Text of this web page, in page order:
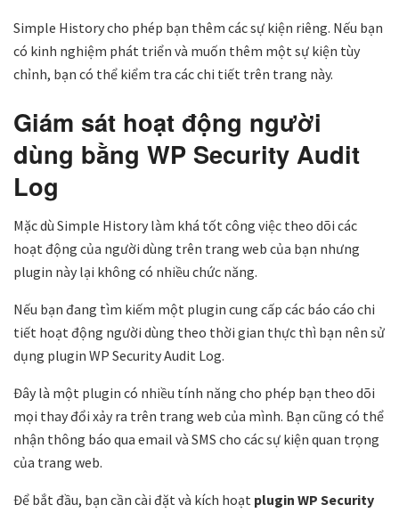
Simple History cho phép bạn thêm các sự kiện riêng. Nếu bạn
có kinh nghiệm phát triển và muốn thêm một sự kiện tùy
chỉnh, bạn có thể kiểm tra các chi tiết trên trang này.
Giám sát hoạt động người
dùng bằng WP Security Audit
Log
Mặc dù Simple History làm khá tốt công việc theo dõi các
hoạt động của người dùng trên trang web của bạn nhưng
plugin này lại không có nhiều chức năng.
Nếu bạn đang tìm kiếm một plugin cung cấp các báo cáo chi
tiết hoạt động người dùng theo thời gian thực thì bạn nên sử
dụng plugin WP Security Audit Log.
Đây là một plugin có nhiều tính năng cho phép bạn theo dõi
mọi thay đổi xảy ra trên trang web của mình. Bạn cũng có thể
nhận thông báo qua email và SMS cho các sự kiện quan trọng
của trang web.
Để bắt đầu, bạn cần cài đặt và kích hoạt plugin WP Security